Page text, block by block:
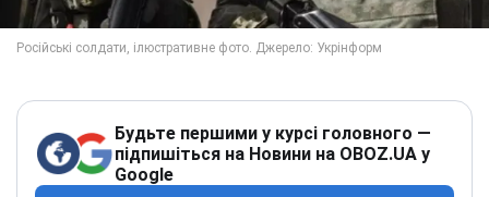
Будьте першими у курсі головного —
підпишіться на Новини на OBOZ.UA у
Google